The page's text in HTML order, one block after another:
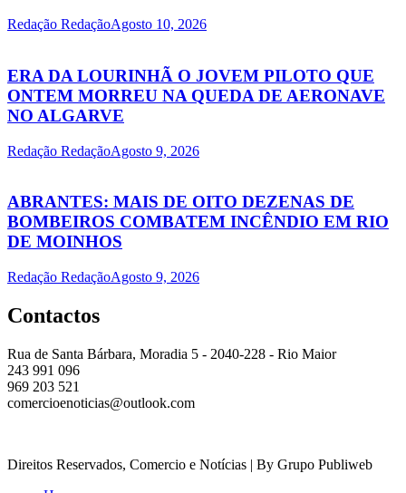
Redação RedaçãoAgosto 10, 2026
ERA DA LOURINHÃ O JOVEM PILOTO QUE
ONTEM MORREU NA QUEDA DE AERONAVE
NO ALGARVE
Redação RedaçãoAgosto 9, 2026
ABRANTES: MAIS DE OITO DEZENAS DE
BOMBEIROS COMBATEM INCÊNDIO EM RIO
DE MOINHOS
Redação RedaçãoAgosto 9, 2026
Contactos
Rua de Santa Bárbara, Moradia 5 - 2040-228 - Rio Maior
243 991 096
969 203 521
comercioenoticias@outlook.com
Direitos Reservados, Comercio e Notícias | By Grupo Publiweb